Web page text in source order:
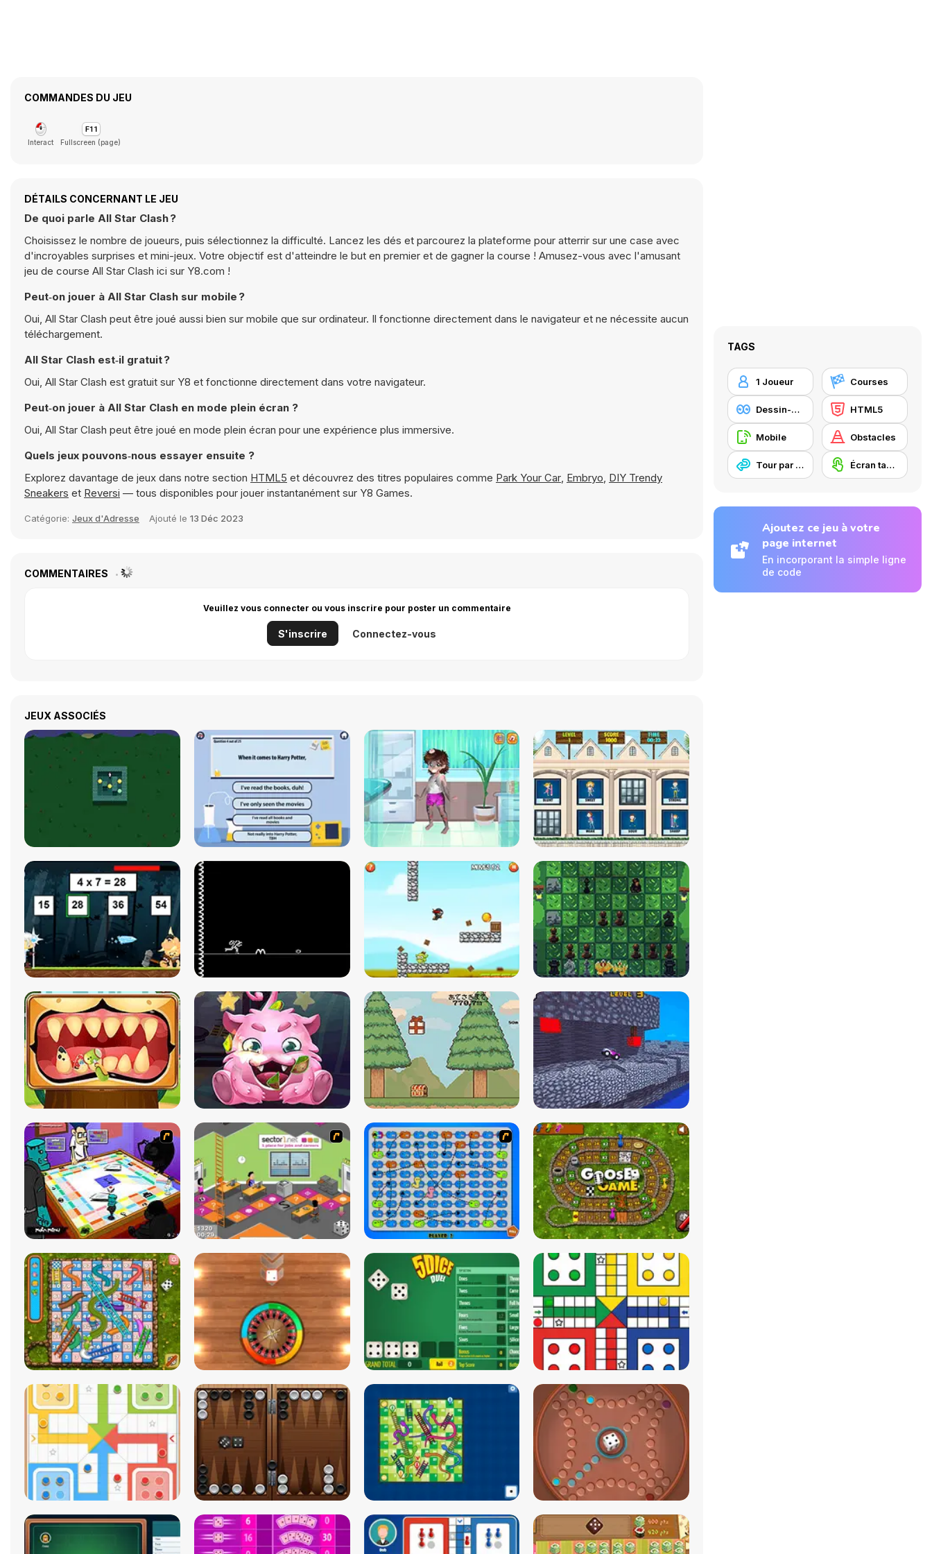
COMMANDES DU JEU
Interact Fullscreen (page)
DÉTAILS CONCERNANT LE JEU
De quoi parle All Star Clash ?
Choisissez le nombre de joueurs, puis sélectionnez la difficulté. Lancez les dés et parcourez la plateforme pour atterrir sur une case avec
d'incroyables surprises et mini-jeux. Votre objectif est d'atteindre le but en premier et de gagner la course ! Amusez-vous avec l'amusant
jeu de course All Star Clash ici sur Y8.com !
Peut‑on jouer à All Star Clash sur mobile ?
Oui, All Star Clash peut être joué aussi bien sur mobile que sur ordinateur. Il fonctionne directement dans le navigateur et ne nécessite aucun
téléchargement.
All Star Clash est‑il gratuit ?
Oui, All Star Clash est gratuit sur Y8 et fonctionne directement dans votre navigateur.
Peut‑on jouer à All Star Clash en mode plein écran ?
Oui, All Star Clash peut être joué en mode plein écran pour une expérience plus immersive.
Quels jeux pouvons‑nous essayer ensuite ?
Explorez davantage de jeux dans notre section HTML5 et découvrez des titres populaires comme Park Your Car, Embryo, DIY Trendy
Sneakers et Reversi — tous disponibles pour jouer instantanément sur Y8 Games.
Catégorie: Jeux d'Adresse Ajouté le 13 Déc 2023
COMMENTAIRES
Veuillez vous connecter ou vous inscrire pour poster un commentaire
S'inscrire Connectez-vous
JEUX ASSOCIÉS
TAGS
1 Joueur Courses
Dessin-animé HTML5
Mobile Obstacles
Tour par tour Écran tactile
Ajoutez ce jeu à votre
page internet
En incorporant la simple ligne
de code